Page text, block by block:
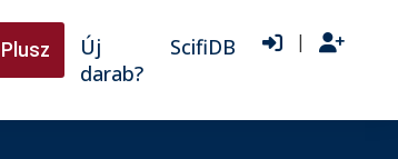
Plusz
Új
darab?
ScifiDB |